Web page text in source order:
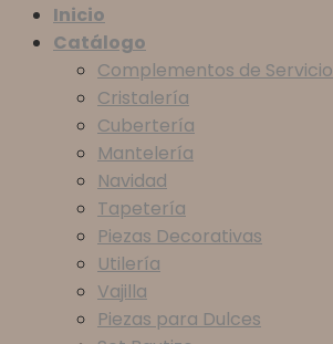
Inicio
Catálogo
Complementos de Servicio
Cristalería
Cubertería
Mantelería
Navidad
Tapetería
Piezas Decorativas
Utilería
Vajilla
Piezas para Dulces